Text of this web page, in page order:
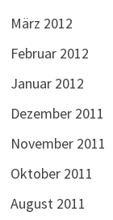
März 2012
Februar 2012
Januar 2012
Dezember 2011
November 2011
Oktober 2011
August 2011